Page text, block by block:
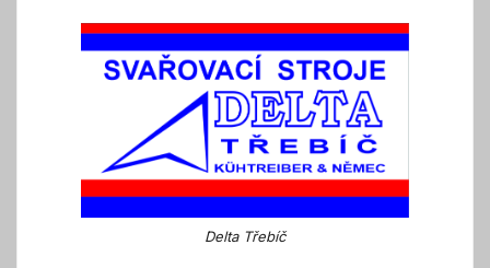
Delta Třebíč